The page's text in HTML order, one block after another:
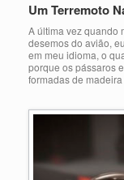
Um Terremoto
A última vez quando
desemos do avião,
em meu idioma, o
porque os pássaros
formadas de